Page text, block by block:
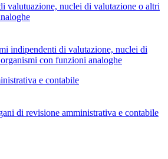
valutuazione, nuclei di valutazione o altri
indipendenti di valutazione, nuclei di
con funzioni analoghe
e contabile
di revisione amministrativa e contabile